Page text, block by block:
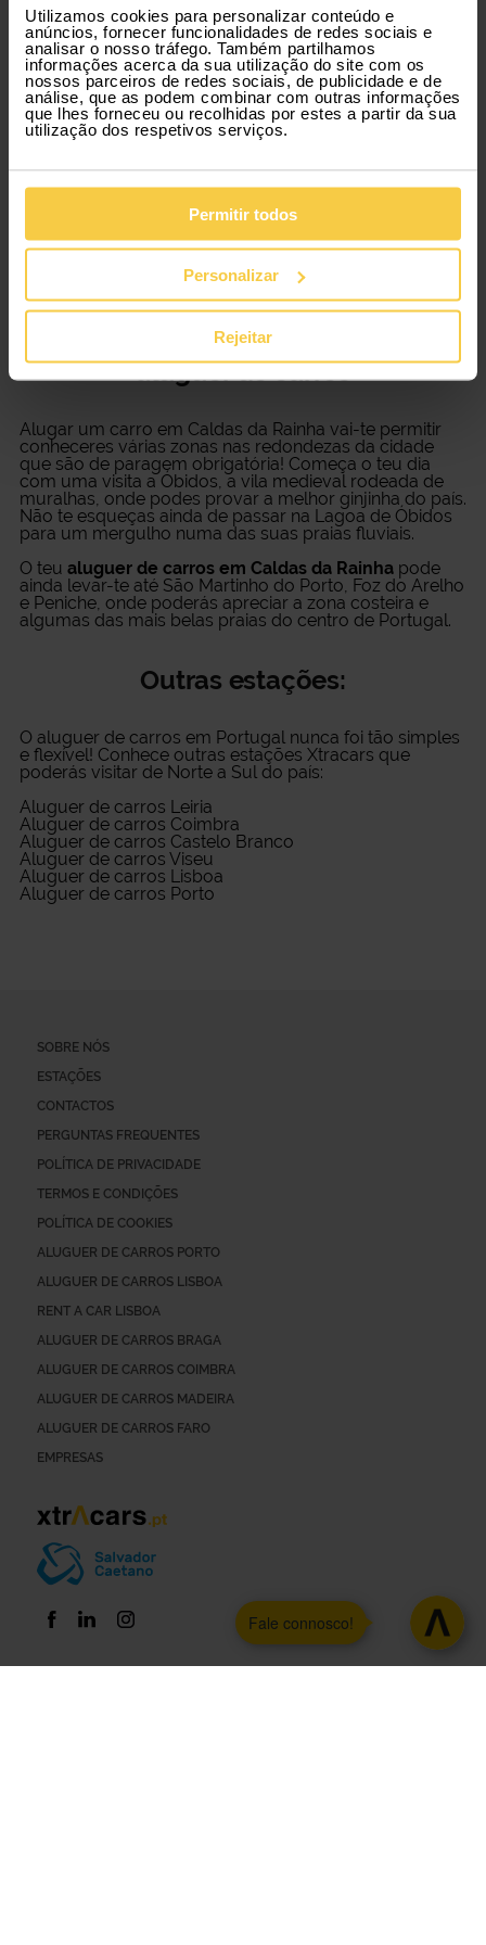
Utilizamos cookies para personalizar conteúdo e
anúncios, fornecer funcionalidades de redes sociais e
analisar o nosso tráfego. Também partilhamos
informações acerca da sua utilização do site com os
nossos parceiros de redes sociais, de publicidade e de
análise, que as podem combinar com outras informações
que lhes forneceu ou recolhidas por estes a partir da sua
utilização dos respetivos serviços.
Permitir todos
Personalizar
Rejeitar
com todas as condições adaptadas a ti. Conhece um
serviço de aluguer de carros 100% digital e flexível!
Vários modelos para o teu aluguer
de carro
Escolhe o modelo de veículo mais se adapta às tuas
necessidades e é só seguir viagem! Carros mais
familiares ou carros mais desportivos, temos várias
opções de escolha. Se procuras um aluguer de carro
Viajar em Caldas da Rainha com um
aluguer de carros
Alugar um carro em Caldas da Rainha vai-te permitir
conheceres várias zonas nas redondezas da cidade
que são de paragem obrigatória! Começa o teu dia
com uma visita a Óbidos, a vila medieval rodeada de
muralhas, onde podes provar a melhor ginjinha do país.
Não te esqueças ainda de passar na Lagoa de Óbidos
para um mergulho numa das suas praias fluviais.
O teu aluguer de carros em Caldas da Rainhapode
ainda levar-te até São Martinho do Porto, Foz do Arelho
e Peniche, onde poderás apreciar a zona costeira e
algumas das mais belas praias do centro de Portugal.
Outras estações:
O aluguer de carros em Portugalnunca foi tão simples
e flexível! Conhece outras estações Xtracars que
poderás visitar de Norte a Sul do país:
Aluguer de carros Leiria
Aluguer de carros Coimbra
Aluguer de carros Castelo Branco
Aluguer de carros Viseu
Aluguer de carros Lisboa
Aluguer de carros Porto
SOBRE NÓS
ESTAÇÕES
CONTACTOS
PERGUNTAS FREQUENTES
POLÍTICA DE PRIVACIDADE
TERMOS E CONDIÇÕES
POLÍTICA DE COOKIES
ALUGUER DE CARROS PORTO
ALUGUER DE CARROS LISBOA
RENT A CAR LISBOA
ALUGUER DE CARROS BRAGA
ALUGUER DE CARROS COIMBRA
ALUGUER DE CARROS MADEIRA
ALUGUER DE CARROS FARO
EMPRESAS
Fale connosco!